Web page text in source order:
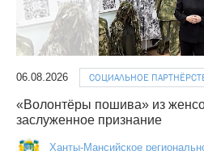
06.08.2026 СОЦИАЛЬНОЕ
«Волонтёры пошива» из
заслуженное признание
Ханты-Мансийское